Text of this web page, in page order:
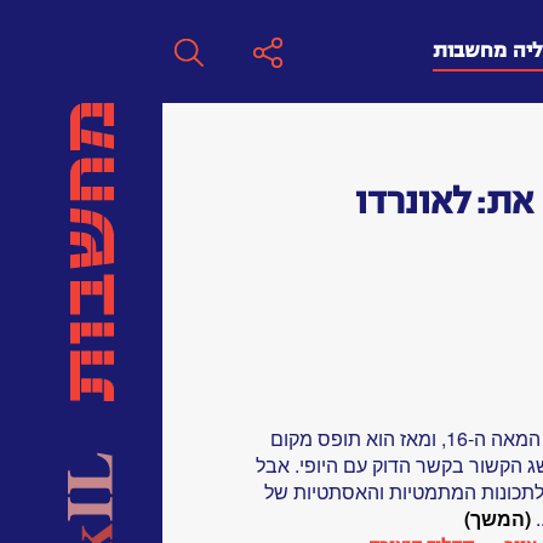
מחשבות
את:לאונרדו
המונח "חתך הזהב" נוצר בתחילת המאה ה-16, ומאז הוא תופס מקום
הקשור בקשר הדוק עם היופי. אבל
לתכונות המתמטיות והאסתטיות של
(המשך)